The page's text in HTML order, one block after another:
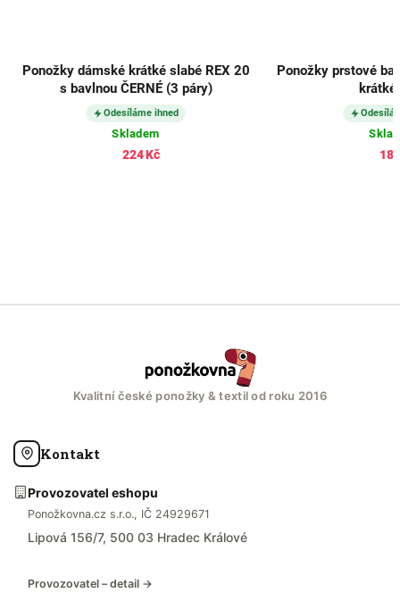
Ponožky dámské krátké slabé REX 20
s bavlnou ČERNÉ (3 páry)
Odesíláme ihned
Skladem
224 Kč
Ponožky prstové
krátké
Kvalitní české ponožky & textil od roku 2016
Kontakt
Provozovatel eshopu
Ponožkovna.cz s.r.o., IČ 24929671
Lipová 156/7, 500 03 Hradec Králové
Provozovatel – detail →